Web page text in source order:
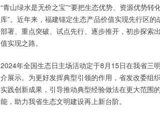
“青山绿水是无价之宝”“要把生态优势、资源优势
库”。近年来，福建锚定生态产品价值实现先行区
部署、重点突破、试点先行、逐步推开，初步探索
值实现之路。
2024年全国生态日主场活动定于8月15日在我省三
介展示。为更好发挥典型引领的作用，省发改委组
实践创新成果，引导推动典型经验做法在更大范围
能，助力我省生态文明建设再上新台阶。